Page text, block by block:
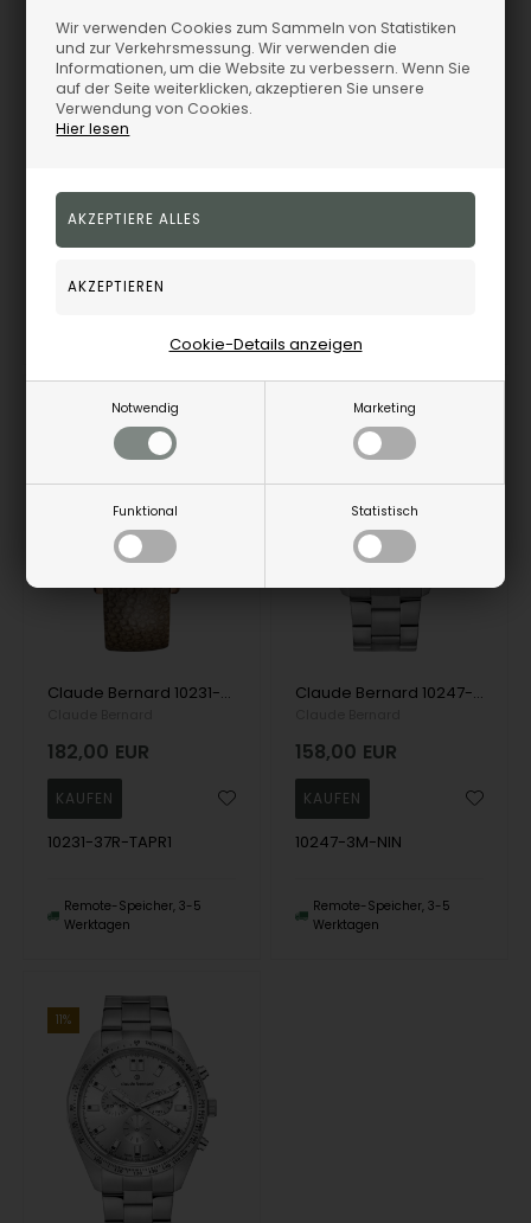
Wir verwenden Cookies zum Sammeln von Statistiken
und zur Verkehrsmessung. Wir verwenden die
Informationen, um die Website zu verbessern. Wenn Sie
auf der Seite weiterklicken, akzeptieren Sie unsere
Verwendung von Cookies.
Hier lesen
Notwendig Marketing
Funktional Statistisch
Cookie-Details anzeigen
Claude Bernard 10231-3-TAPN1 Damenuhr Classic Chronograph 35mm 5ATM Armbanduhr
Claude Bernard
10231-3-TAPN1 10231-37R-BUIPR1
Claude Bernard 10231-37R-TAPR1 Damenuhr Classic Chronograph 35mm 5ATM Armbanduhr
182,00 EUR
10231-37R-TAPR1
Remote-Speicher, 3-5
Werktagen
Claude Bernard 10247-3M-NIN Herrenuhr ST50 Chronograph 44mm 5ATM Armbanduhr
158,00 EUR
10247-3M-NIN
Remote-Speicher, 3-5
Werktagen
11%